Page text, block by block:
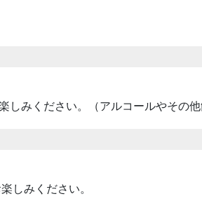
しみください。（アルコールやその
しみください。